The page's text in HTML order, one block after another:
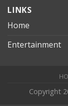
LINKS
Home
Entertainment
Copyright